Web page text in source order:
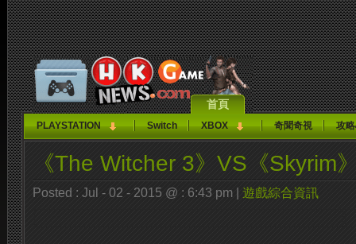
首頁
PLAYSTATION Switch XBOX 奇聞奇視 攻
《The Witcher 3》VS《Skyrim
Posted : Jul - 02 - 2015 @ : 6:43 pm | 遊戲綜合資訊